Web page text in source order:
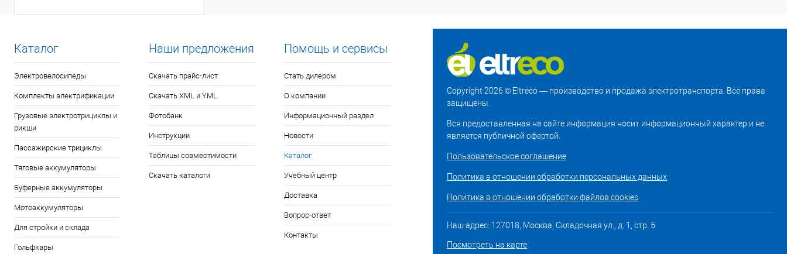
Каталог
Электровелосипеды
Комплекты электрификации
Грузовые электротрициклы и
рикши
Пассажирские трициклы
Тяговые аккумуляторы
Буферные аккумуляторы
Мотоаккумуляторы
Для стройки и склада
Гольфкары
Наши предложения
Скачать прайс-лист
Скачать XML и YML
Фотобанк
Инструкции
Таблицы совместимости
Скачать каталоги
Помощь и сервисы
Стать дилером
О компании
Информационный раздел
Новости
Каталог
Учебный центр
Доставка
Вопрос-ответ
Контакты
Copyright 2026 © Eltreco — производство и продажа электротранспорта. Все права
защищены.
Вся предоставленная на сайте информация носит информационный характер и не
является публичной офертой.
Пользовательское соглашение
Политика в отношении обработки персональных данных
Политика в отношении обработки файлов cookies
Наш адрес: 127018, Москва, Складочная ул., д. 1, стр. 5
Посмотреть на карте